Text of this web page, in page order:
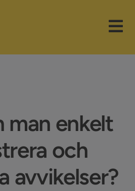
Funktioner
Nyheter
Företaget
man enkelt
och
avvikelser?